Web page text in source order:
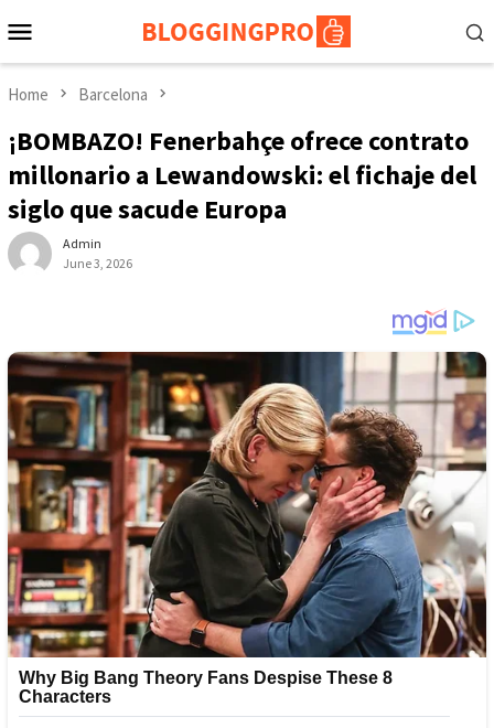
to
Menu
Home Barcelona
¡BOMBAZO! Fenerbahçe ofrece contrato
millonario a Lewandowski: el fichaje del
siglo que sacude Europa
Admin
June 3, 2026